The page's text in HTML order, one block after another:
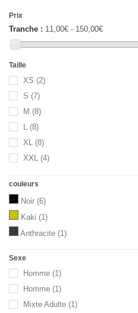
Prix
Tranche : 11,00€ - 150,00€
Taille
XS (2)
S (7)
M (8)
L (8)
XL (8)
XXL (4)
couleurs
Noir (6)
Kaki (1)
Anthracite (1)
Sexe
Homme (1)
Homme (1)
Mixte Adulte (1)